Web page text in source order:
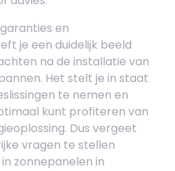
en
je een duidelijk beeld
na de installatie van
Het stelt je in staat
te nemen en
kunt profiteren van
Dus vergeet
vragen te stellen
zonnepanelen in